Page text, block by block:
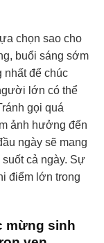
chọn sao cho
buổi sáng sớm
nhất để chúc
lớn có thể
gọi quá
ảnh hưởng đến
ngày sẽ mang
cả ngày. Sự
điểm lớn trong
mừng sinh